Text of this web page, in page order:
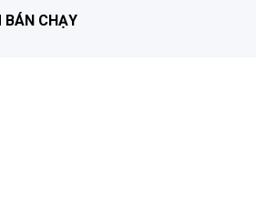
BÁN CHẠY